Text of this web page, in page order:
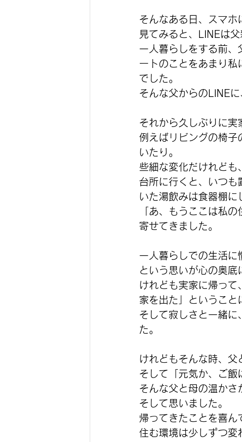
そんなある日、スマホ
見てみると、LINEは
一人暮らしをする前、
ートのことをあまり私
でした。
そんな父からのLINE
それから久しぶりに実
例えばリビングの椅子
いたり。
些細な変化だけれども
台所に行くと、いつ
いた湯飲みは食器棚に
「あ、もうここは私
寄せてきました。
一人暮らしでの生活に
という思いが心の奥底
けれども実家に帰っ
家を出た」ということ
そして寂しさと一緒に
た。
けれどもそんな時、父
そして「元気か、ご飯
そんな父と母の温かさ
そして思いました。
帰ってきたことを喜ん
住む環境は少しずつ変